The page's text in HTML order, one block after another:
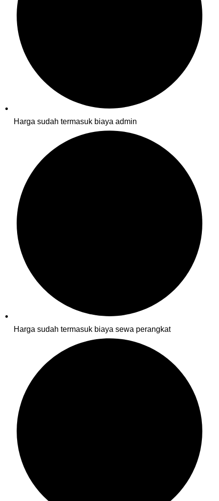
Harga sudah termasuk biaya admin
Harga sudah termasuk biaya sewa perangkat